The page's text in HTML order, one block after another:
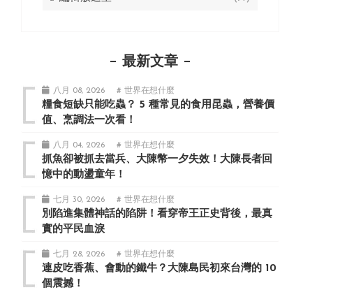
最新文章
八月 08, 2026 # 世界在想什麼
糧食短缺只能吃蟲？ 5 種常見的食用昆蟲，營養價
值、烹調法一次看！
八月 04, 2026 # 世界在想什麼
抓魚卻被抓去當兵、大陳幣一夕失效！大陳長者回
憶中的動盪童年！
七月 30, 2026 # 世界在想什麼
別陷進集體神話的陷阱！看穿帝王正史背後，最真
實的平民血淚
七月 28, 2026 # 世界在想什麼
連皮吃香蕉、會動的鐵牛？大陳島民初來台灣的 10
個震撼！